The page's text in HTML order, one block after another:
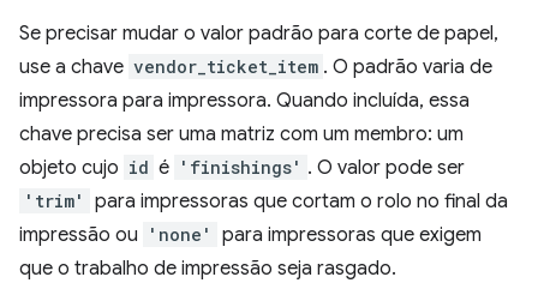
Se precisar mudar o valor padrão para corte de papel,
use a chave vendor_ticket_item . O padrão varia de
impressora para impressora. Quando incluída, essa
chave precisa ser uma matriz com um membro: um
objeto cujo id é 'finishings' . O valor pode ser
'trim'
para impressoras que cortam o rolo no final da
impressão ou
'none'
para impressoras que exigem
que o trabalho de impressão seja rasgado.